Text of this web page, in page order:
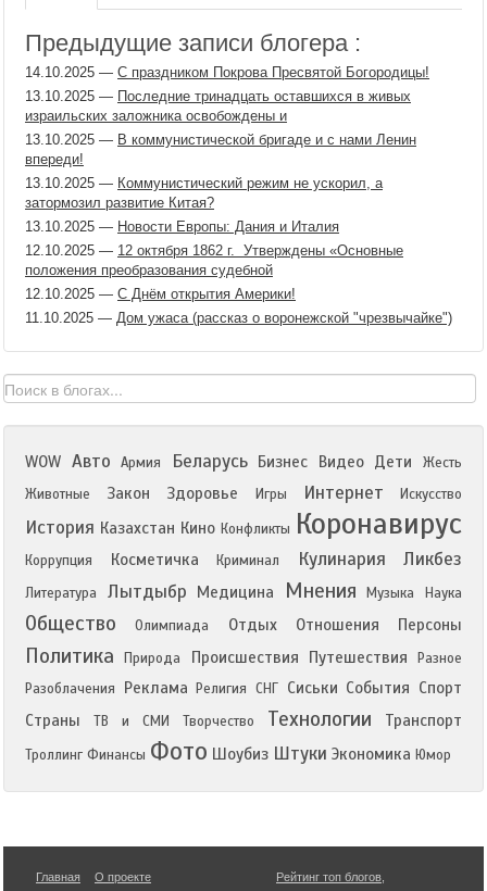
Предыдущие записи блогера :
14.10.2025 — С праздником Покрова Пресвятой Богородицы!
13.10.2025 — Последние тринадцать оставшихся в живых
израильских заложника освобождены и
13.10.2025 — В коммунистической бригаде и с нами Ленин
впереди!
13.10.2025 — Коммунистический режим не ускорил, а
затормозил развитие Китая?
13.10.2025 — Новости Европы: Дания и Италия
12.10.2025 — 12 октября 1862​ г. ​ Утверждены «Основные
положения преобразования судебной
12.10.2025 — С Днём открытия Америки!
11.10.2025 — Дом ужаса (рассказ о воронежской "чрезвычайке")
WOW Авто Армия Беларусь Бизнес Видео Дети
Жесть
Животные
Закон Здоровье Игры Интернет Искусство
История Казахстан Кино Конфликты Коронавирус
Коррупция Косметичка Криминал Кулинария Ликбез
Литература Лытдыбр Медицина Мнения Музыка Наука
Общество Олимпиада Отдых Отношения Персоны
Политика Природа Происшествия Путешествия
Разное
Разоблачения
Реклама Религия СНГ Сиськи События Спорт
Страны
ТВ и СМИ Творчество Технологии Транспорт
Троллинг Финансы Фото Шоубиз Штуки Экономика Юмор
Главная
О проекте
Рейтинг топ блогов